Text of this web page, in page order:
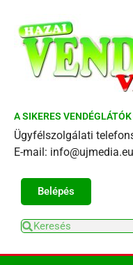
A SIKERES
Ügyfélszolgálati
E-mail:
Belépés